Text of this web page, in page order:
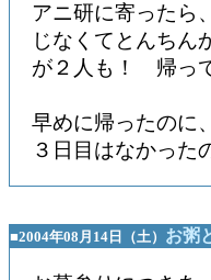
アニ研に寄ったら
じなくてとんちん
が２人も！ 帰っ
早めに帰ったのに
３日目はなかった
■2004年08月14日（土） お粥